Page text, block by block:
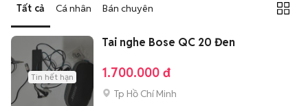
Tất cả Cá nhân Bán chuyên
Tin hết hạn
Tai nghe Bose QC 20 Đen
1.700.000 đ
Tp Hồ Chí Minh